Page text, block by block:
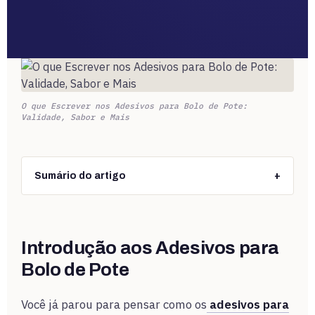
O que Escrever nos Adesivos para Bolo de Pote:
Validade, Sabor e Mais
Sumário do artigo +
Introdução aos Adesivos para
Bolo de Pote
Você já parou para pensar como os adesivos para